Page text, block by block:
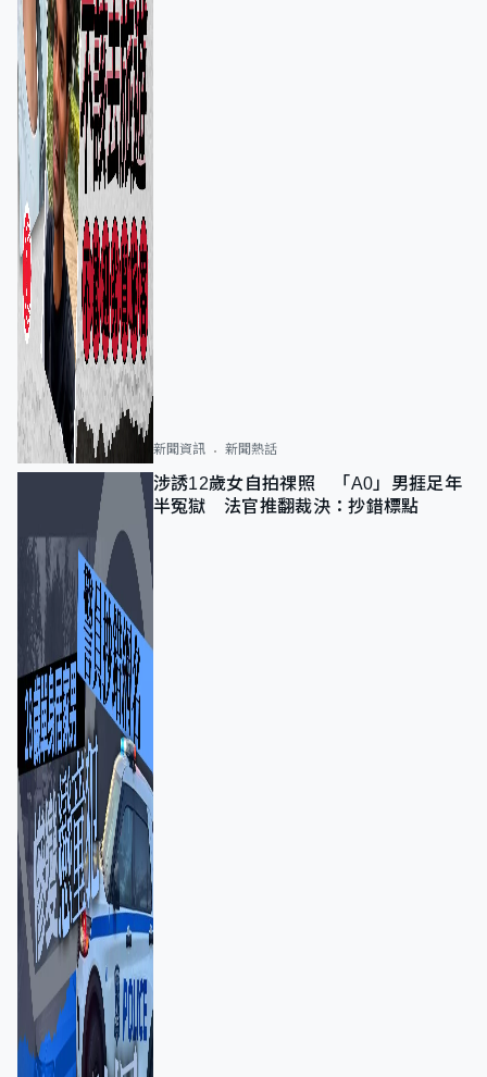
新聞資訊 新聞熱話
涉誘12歲女自拍祼照 「A0」男捱足年
半冤獄 法官推翻裁決：抄錯標點